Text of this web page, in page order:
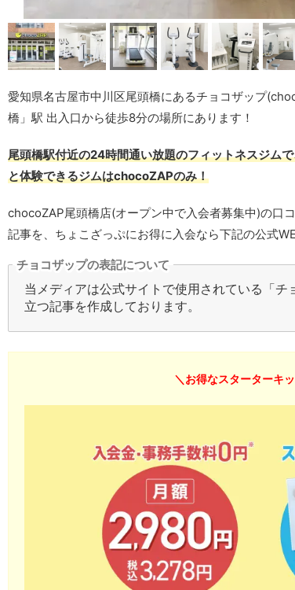
愛知県名古屋市中川区尾頭橋にあるチョコザップ
橋」駅 出入口から徒歩8分の場所にあります！
尾頭橋駅付近の24時間通い放題のフィットネスジム
と体験できるジムはchocoZAPのみ！
chocoZAP尾頭橋店(オープン中で入会者募集中)の口
記事を、ちょこざっぷにお得に入会なら下記の公式
チョコザップの表記について
当メディアは公式サイトで使用されている「
立つ記事を作成しております。
＼お得なスターターキ